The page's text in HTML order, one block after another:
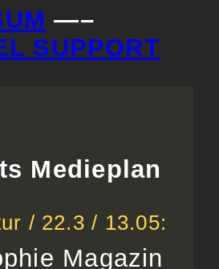
—–
SUPPORT
Medieplan
/ 22.3 / 13.05:
Magazin